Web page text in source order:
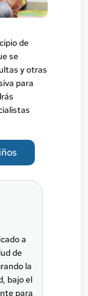
de
se
y otras
para
a
de
la
bajo el
para